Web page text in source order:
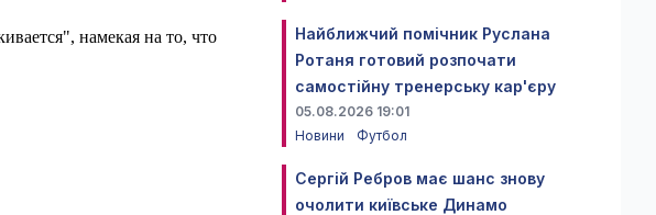
намекая на то, что
Найближчий помічник Руслана
Ротаня готовий розпочати
самостійну тренерську кар'єру
05.08.2026 19:01
Новини
Футбол
Сергій Ребров має шанс знову
очолити київське Динамо